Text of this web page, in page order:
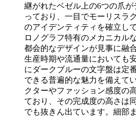
継がれたベゼル上の6つの爪
っており、一目でモーリスラ
のアイデンティティを確立し
ロノグラフ特有のメカニカル
都会的なデザインが見事に融
生産時期や流通量においても
にダークブルーの文字盤は定
できる普遍的な魅力を備えて
クターやファッション感度の
ており、その完成度の高さは
でも抜きん出ています。細部